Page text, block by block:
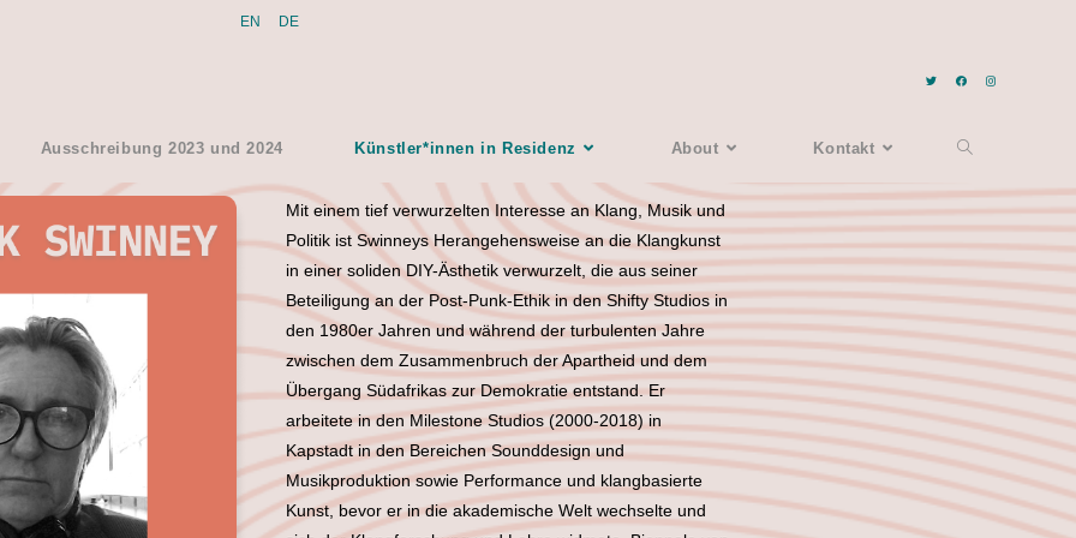
EN DE
Ausschreibung 2023 und 2024 Künstler*innen in Residenz About Kontakt
Mit einem tief verwurzelten Interesse an Klang, Musik und
Politik ist Swinneys Herangehensweise an die Klangkunst
in einer soliden DIY-Ästhetik verwurzelt, die aus seiner
Beteiligung an der Post-Punk-Ethik in den Shifty Studios in
den 1980er Jahren und während der turbulenten Jahre
zwischen dem Zusammenbruch der Apartheid und dem
Übergang Südafrikas zur Demokratie entstand. Er
arbeitete in den Milestone Studios (2000-2018) in
Kapstadt in den Bereichen Sounddesign und
Musikproduktion sowie Performance und klangbasierte
Kunst, bevor er in die akademische Welt wechselte und